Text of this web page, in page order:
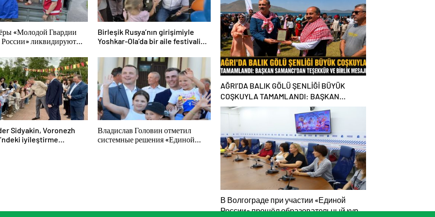
«Молодой Гвардии
ликвидируют
Востоке
Birleşik Rusya’nın girişimiyle
Yoshkar-Ola’da bir aile festivali
Sidyakin, Voronezh
iyileştirme
Владислав Головин отметил
системные решения «Единой
AĞRI’DA BALIK GÖLÜ ŞENLİĞİ BÜYÜK
COŞKUYLA TAMAMLANDI: BAŞKAN
SAMANCI’DAN TEŞEKKÜR VE BİRLİK
MESAJI
В Волгограде при участии «Единой
России» прошёл образовательный курс